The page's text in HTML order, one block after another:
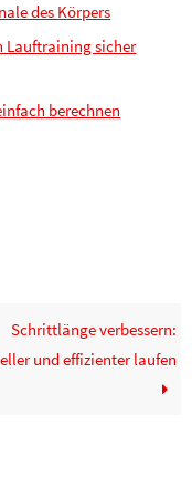
des Körpers
Lauftraining sicher
berechnen
Schrittlänge verbessern:
und effizienter laufen